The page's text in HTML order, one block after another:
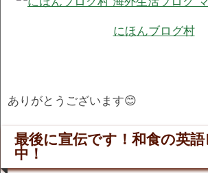
にほんブログ村
ありがとうございます😊
最後に宣伝です！和食の英
中！